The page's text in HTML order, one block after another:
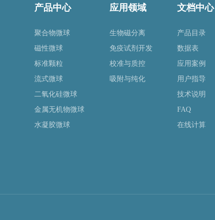
产品中心
聚合物微球
磁性微球
标准颗粒
流式微球
二氧化硅微球
金属无机物微球
水凝胶微球
应用领域
生物磁分离
免疫试剂开发
校准与质控
吸附与纯化
文档中心
产品目录
数据表
应用案例
用户指导
技术说明
FAQ
在线计算